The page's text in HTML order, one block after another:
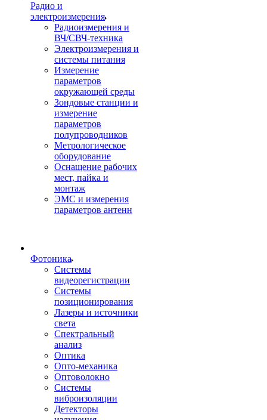
Радио и
электроизмерения
Радиоизмерения и
ВЧ/СВЧ-техника
Электроизмерения и
системы питания
Измерение
параметров
окружающей среды
Зондовые станции и
измерение
параметров
полупроводников
Метрологическое
оборудование
Оснащение рабочих
мест, пайка и
монтаж
ЭМС и измерения
параметров антенн
Фотоника
Cистемы
видеорегистрации
Системы
позиционирования
Лазеры и источники
света
Спектральный
анализ
Оптика
Опто-механика
Оптоволокно
Системы
виброизоляции
Детекторы